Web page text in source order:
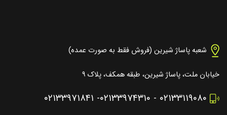
شعبه پاساژ شیرین (فروش فقط به صورت عمده)
خیابان ملت، پاساژ شیرین، طبقه همکف، پلاک ۹
۰۲۱۳۳۱۱۹۰۸۰ - ۰۲۱۳۳۹۷۴۳۱۰- ۰۲۱۳۳۹۷۱۸۴۱